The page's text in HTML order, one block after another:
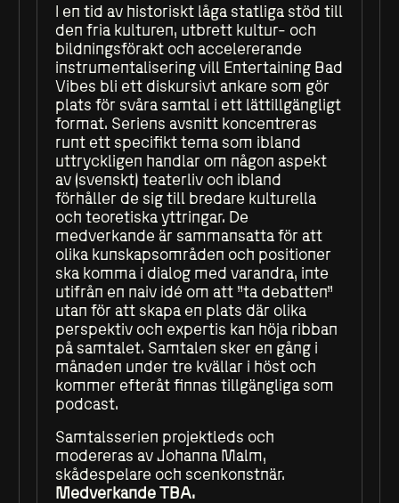
I en tid av historiskt låga statliga stöd till
den fria kulturen, utbrett kultur- och
bildningsförakt och accelererande
instrumentalisering vill Entertaining Bad
Vibes bli ett diskursivt ankare som gör
plats för svåra samtal i ett lättillgängligt
format. Seriens avsnitt koncentreras
runt ett specifikt tema som ibland
uttryckligen handlar om någon aspekt
av (svenskt) teaterliv och ibland
förhåller de sig till bredare kulturella
och teoretiska yttringar. De
medverkande är sammansatta för att
olika kunskapsområden och positioner
ska komma i dialog med varandra, inte
utifrån en naiv idé om att ”ta debatten”
utan för att skapa en plats där olika
perspektiv och expertis kan höja ribban
på samtalet. Samtalen sker en gång i
månaden under tre kvällar i höst och
kommer efteråt finnas tillgängliga som
podcast.
Samtalsserien projektleds och
modereras av Johanna Malm,
skådespelare och scenkonstnär.
Medverkande TBA.